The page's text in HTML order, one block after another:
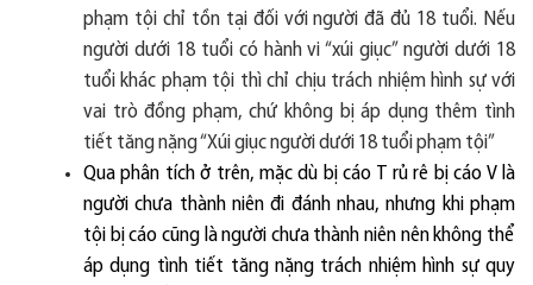
phạm tội chỉ tồn tại đối với ngườiđãđủ 18 tuổi. Nếu
người dưới 18 tuổi có hành vi“xúi giục” người dưới 18
tuổi khác phạm tội thì chỉ chịu trách nhiệm hình sự với
vai tròđồng phạm, chư ́ không bị áp dụng thêm tình
tiết tăng nặng“Xúi giục người dưới 18 tuổi phạm tội”
Qua phân tích ở trên, mặc dù bị cáo T rủ rê bị cáo V là
người chưa thành niên đi đánh nhau, nhưng khi phạm
tội bị cáo cũng là người chưa thành niên nên không thể
áp dụng tình tiết tăng nặng trách nhiệm hình sự quy